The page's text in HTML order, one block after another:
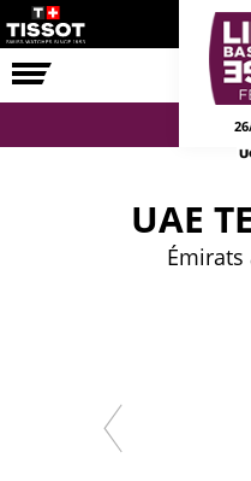
COURSE
UAE
Émirats